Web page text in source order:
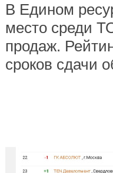
В Едином
место среди
продаж.
сроков сдачи